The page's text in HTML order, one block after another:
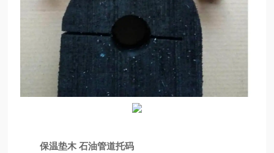
保温垫木 石油管道托码